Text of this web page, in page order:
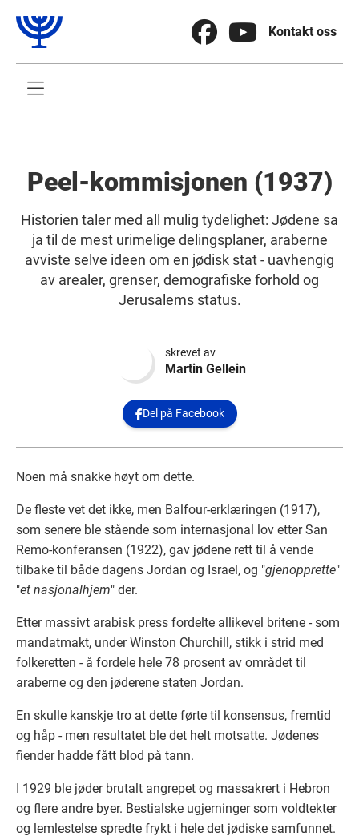
  Kontakt oss

Peel-kommisjonen (1937)
Historien taler med all mulig tydelighet: Jødene sa
ja til de mest urimelige delingsplaner, araberne
avviste selve ideen om en jødisk stat - uavhengig
av arealer, grenser, demografiske forhold og
Jerusalems status.
skrevet av
Martin Gellein
Del på Facebook
Noen må snakke høyt om dette.
De fleste vet det ikke, men Balfour-erklæringen (1917),
som senere ble stående som internasjonal lov etter San
Remo-konferansen (1922), gav jødene rett til å vende
tilbake til både dagens Jordan og Israel, og "gjenopprette"
"et nasjonalhjem" der.
Etter massivt arabisk press fordelte allikevel britene - som
mandatmakt, under Winston Churchill, stikk i strid med
folkeretten - å fordele hele 78 prosent av området til
araberne og den jøderene staten Jordan.
En skulle kanskje tro at dette førte til konsensus, fremtid
og håp - men resultatet ble det helt motsatte. Jødenes
fiender hadde fått blod på tann.
I 1929 ble jøder brutalt angrepet og massakrert i Hebron
og flere andre byer. Bestialske ugjerninger som voldtekter
og lemlestelse spredte frykt i hele det jødiske samfunnet.